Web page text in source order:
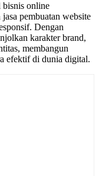
online
pembuatan website
Dengan
karakter brand,
membangun
efektif di dunia digital.